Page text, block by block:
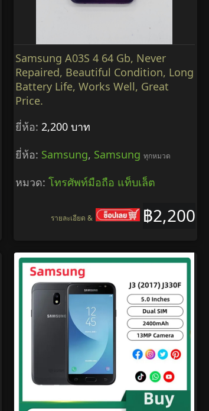
Samsung A03S 4 64 Gb, Never
Repaired, Beautiful Condition, Long
Battery Life, Works Well, Great
Price.
ยี่ห้อ: 2,200 บาท
ยี่ห้อ: Samsung, Samsung ทุกหมวด
หมวด: โทรศัพท์มือถือ แท็บเล็ต
฿2,200
รายละเอียด &